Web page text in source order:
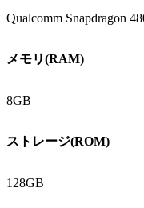
Qualcomm Snapdragon
メモリ(RAM)
8GB
ストレージ(ROM)
128GB